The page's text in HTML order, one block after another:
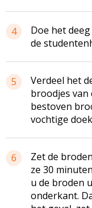
4
Doe het
de
5
Verdeel het
broodjes van
bestoven
vochtige
6
Zet de
ze 30
u de broden
onderkant.